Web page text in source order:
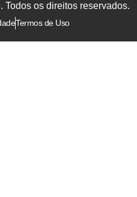
os direitos reservados.
Termos de Uso